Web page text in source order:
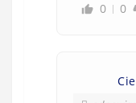
0
0